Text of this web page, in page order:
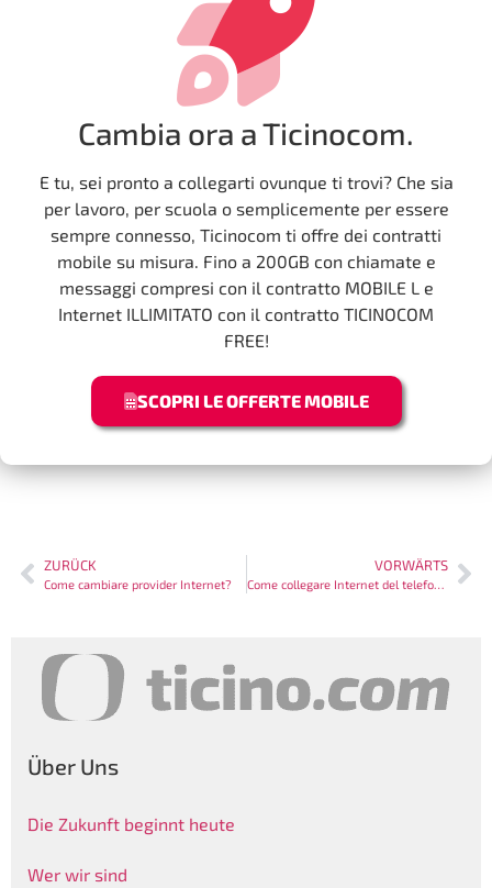
Cambia ora a Ticinocom.
E tu, sei pronto a collegarti ovunque ti trovi? Che sia
per lavoro, per scuola o semplicemente per essere
sempre connesso, Ticinocom ti offre dei contratti
mobile su misura. Fino a 200GB con chiamate e
messaggi compresi con il contratto MOBILE L e
Internet ILLIMITATO con il contratto TICINOCOM
FREE!
SCOPRI LE OFFERTE MOBILE
ZURÜCK
Come cambiare provider Internet?
VORWÄRTS
Come collegare Internet del telefono al PC?
Über Uns
Die Zukunft beginnt heute
Wer wir sind